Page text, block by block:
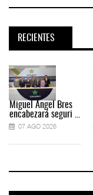
RECIENTES
Miguel Ángel Bres
encabezará seguri ...
07 AGO 2026